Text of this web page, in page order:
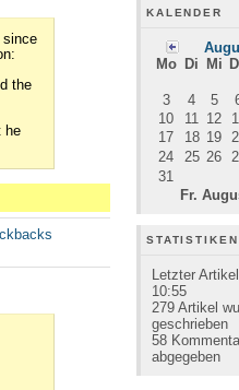
since
the
he
KALENDER
Mo
Di Mi
Fr.
3
4 5
10
11 12
17
18 19
24
25 26
31
STATISTIKEN
Letzter
10:55
279Artikel
geschrieben
58
abgegeben